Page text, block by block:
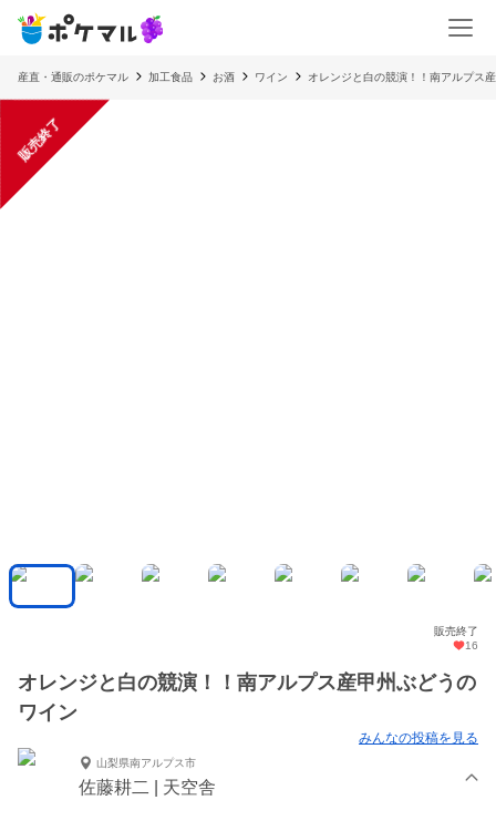
産直・通販のポケマル 加工食品 お酒 ワイン オレンジと白の競演！！南アルプス
販売終了
販売終了
16
オレンジと白の競演！！南アルプス産甲州ぶどうの
ワイン
みんなの投稿を見る
山梨県南アルプス市
佐藤耕二 | 天空舎